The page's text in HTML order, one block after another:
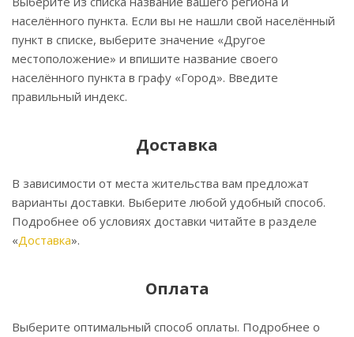
населённого пункта. Если вы не нашли свой населённый
пункт в списке, выберите значение «Другое
местоположение» и впишите название своего
населённого пункта в графу «Город». Введите
правильный индекс.
Доставка
В зависимости от места жительства вам предложат
варианты доставки. Выберите любой удобный способ.
Подробнее об условиях доставки читайте в разделе
«Доставка».
Оплата
Выберите оптимальный способ оплаты. Подробнее о